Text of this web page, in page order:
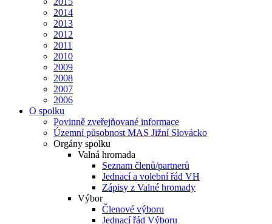
2014
2013
2012
2011
2010
2009
2008
2007
2006
O spolku
Povinně zveřejňované informace
Územní působnost MAS Jižní Slovácko
Orgány spolku
Valná hromada
Seznam členů/partnerů
Jednací a volební řád VH
Zápisy z Valné hromady
Výbor
Členové výboru
Jednací řád Výboru